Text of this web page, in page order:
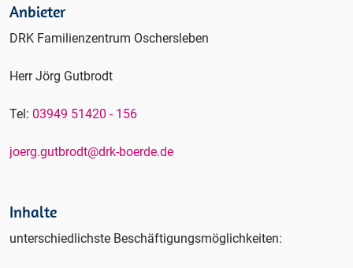
Anbieter
DRK Familienzentrum Oschersleben
Herr Jörg Gutbrodt
Tel: 03949 51420 - 156
joerg.gutbrodt@drk-boerde.de
Inhalte
unterschiedlichste Beschäftigungsmöglichkeiten: